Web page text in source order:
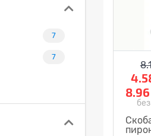
7
7
8.96